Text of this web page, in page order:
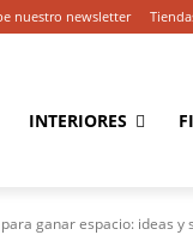
nuestro newsletter
INTERIORES
ganar espacio: ideas y